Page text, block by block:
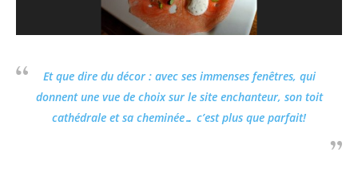
Et que dire du décor : avec ses immenses fenêtres, qui
donnent une vue de choix sur le site enchanteur, son toit
cathédrale et sa cheminée… c’est plus que parfait!